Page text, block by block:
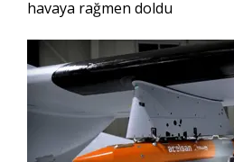
havaya rağmen doldu